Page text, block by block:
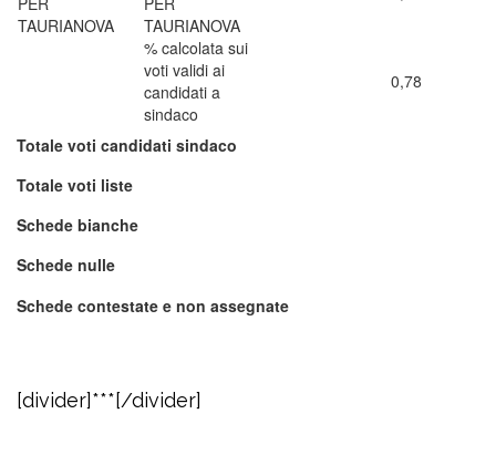
TAURIANOVA
% calcolata sui
voti validi ai
candidati a
sindaco
0,78
Totale voti candidati sindaco
Totale voti liste
Schede bianche
Schede nulle
Schede contestate e non assegnate
[divider]***[/divider]